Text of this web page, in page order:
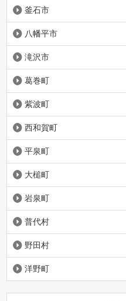
釜石市
八幡平市
滝沢市
葛巻町
紫波町
西和賀町
平泉町
大槌町
岩泉町
普代村
野田村
洋野町